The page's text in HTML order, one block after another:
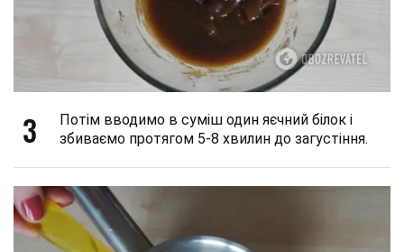
3
Потім вводимо в суміш один яєчний білок і
збиваємо протягом 5-8 хвилин до загустіння.